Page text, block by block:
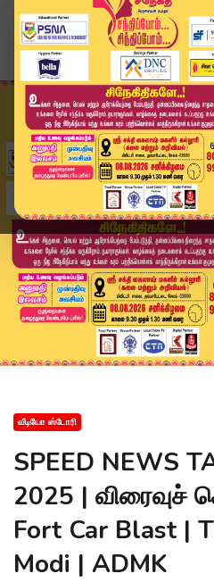
Home
வீடியோ ஸ்டோரி
SPEED NEWS TAMIL | 13
வீடியோ ஸ்டோரி
SPEED NEWS
2025 | விரைவுச்
Fort Car Blast |
Modi | ADMK